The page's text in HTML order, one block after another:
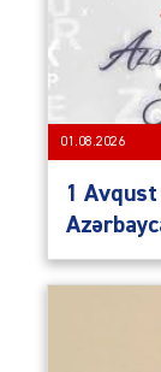
01.08.2026
1 Avqust